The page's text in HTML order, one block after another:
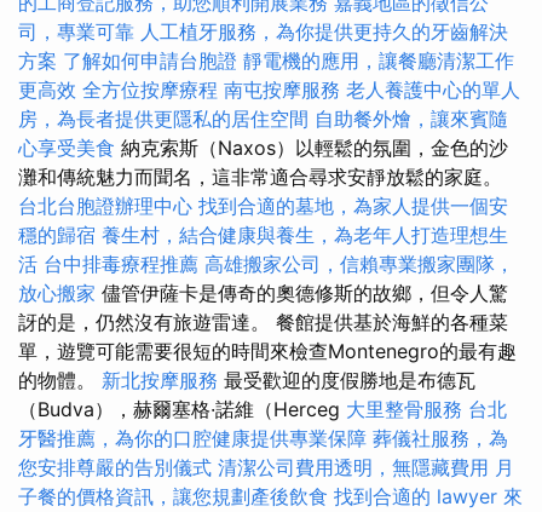
司，專業可靠 人工植牙服務，為你提供更持久的牙齒解決
方案 了解如何申請台胞證 靜電機的應用，讓餐廳清潔工作
更高效 全方位按摩療程 南屯按摩服務 老人養護中心的單人
房，為長者提供更隱私的居住空間 自助餐外燴，讓來賓隨
心享受美食 納克索斯（Naxos）以輕鬆的氛圍，金色的沙
灘和傳統魅力而聞名，這非常適合尋求安靜放鬆的家庭。
台北台胞證辦理中心 找到合適的墓地，為家人提供一個安
穩的歸宿 養生村，結合健康與養生，為老年人打造理想生
活 台中排毒療程推薦 高雄搬家公司，信賴專業搬家團隊，
放心搬家 儘管伊薩卡是傳奇的奧德修斯的故鄉，但令人驚
訝的是，仍然沒有旅遊雷達。 餐館提供基於海鮮的各種菜
單，遊覽可能需要很短的時間來檢查Montenegro的最有趣
的物體。 新北按摩服務 最受歡迎的度假勝地是布德瓦
（Budva），赫爾塞格·諾維（Herceg 大里整骨服務 台北
牙醫推薦，為你的口腔健康提供專業保障 葬儀社服務，為
您安排尊嚴的告別儀式 清潔公司費用透明，無隱藏費用 月
子餐的價格資訊，讓您規劃產後飲食 找到合適的 lawyer 來